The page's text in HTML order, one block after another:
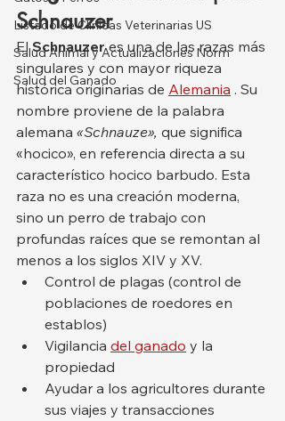
Listado de Clínicas Veterinarias US
Salud Animal y Actualizaciones Norm
Salud del Ganado
Schnauzer
El Schnauzer es una de las razas más
singulares y con mayor riqueza
histórica originarias de Alemania . Su
nombre proviene de la palabra
alemana «Schnauze», que significa
«hocico», en referencia directa a su
característico hocico barbudo. Esta
raza no es una creación moderna,
sino un perro de trabajo con
profundas raíces que se remontan al
menos a los siglos XIV y XV.
Control de plagas (control de
poblaciones de roedores en
establos)
Vigilancia del ganado y la
propiedad
Ayudar a los agricultores durante
sus viajes y transacciones